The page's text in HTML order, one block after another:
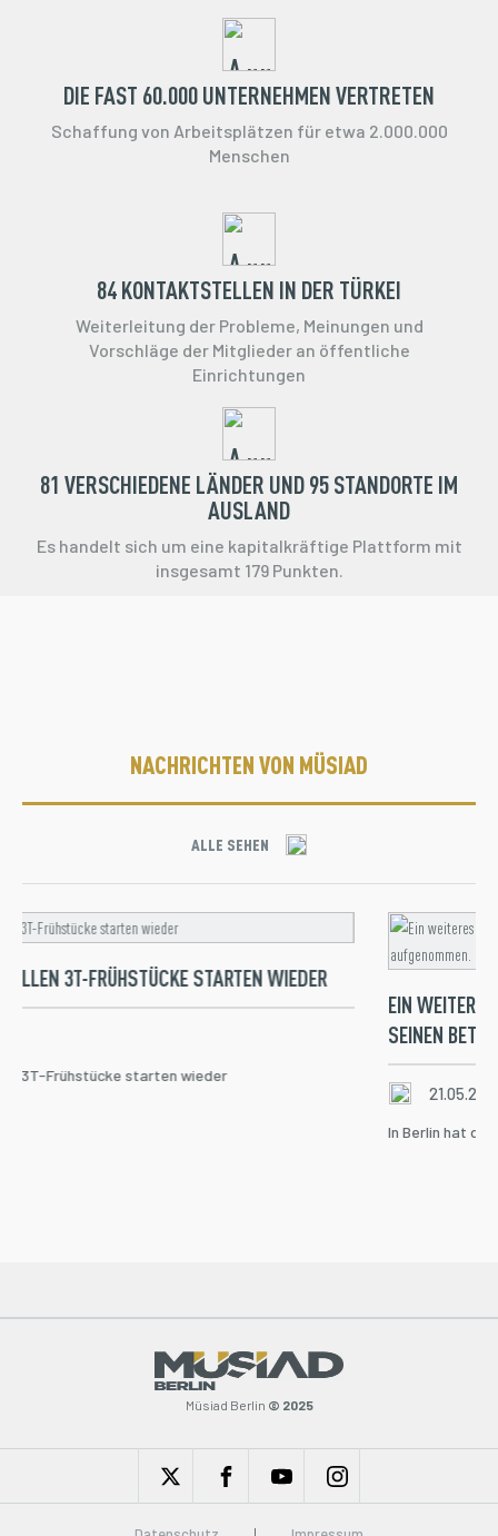
DIE FAST 60.000 UNTERNEHMEN VERTRETEN
Schaffung von Arbeitsplätzen für etwa 2.000.000
Menschen
84 KONTAKTSTELLEN IN DER TÜRKEI
Weiterleitung der Probleme, Meinungen und
Vorschläge der Mitglieder an öffentliche
Einrichtungen
81 VERSCHIEDENE LÄNDER UND 95 STANDORTE IM
AUSLAND
Es handelt sich um eine kapitalkräftige Plattform mit
insgesamt 179 Punkten.
NACHRICHTEN VON MÜSIAD
ALLE SEHEN
3T-FRÜHSTÜCKE STARTEN WIEDER
3T-Frühstücke starten wieder
EIN
SEINEN
In Berlin hat die
Müsiad Berlin © 2025